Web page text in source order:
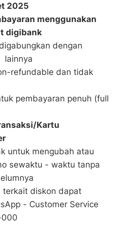
2025
menggunakan
digibank
dengan
lainnya
refundable dan tidak
pembayaran penuh (full
Kartu
untuk mengubah atau
sewaktu - waktu tanpa
terkait diskon dapat
- Customer Service
000